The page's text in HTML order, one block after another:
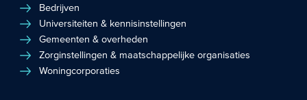
Bedrijven
Universiteiten & kennisinstellingen
Gemeenten & overheden
Zorginstellingen & maatschappelijke organisaties
Woningcorporaties